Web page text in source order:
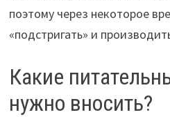
поэтому через некоторое
«подстригать» и
Какие
нужно вносить?